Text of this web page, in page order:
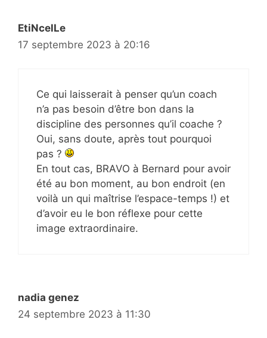
EtiNcelLe
17 septembre 2023 à 20:16
Ce qui laisserait à penser qu’un coach
n’a pas besoin d’être bon dans la
discipline des personnes qu’il coache ?
Oui, sans doute, après tout pourquoi
pas ?
En tout cas, BRAVO à Bernard pour avoir
été au bon moment, au bon endroit (en
voilà un qui maîtrise l’espace-temps !) et
d’avoir eu le bon réflexe pour cette
image extraordinaire.
nadia genez
24 septembre 2023 à 11:30